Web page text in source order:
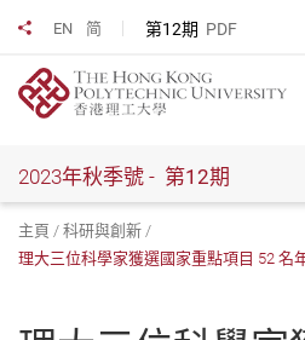
EN 简 第12期 PDF
分享到
2023年秋季號 - 第12期
主頁
科研與創新
理大三位科學家獲選國家重點項目 52 名